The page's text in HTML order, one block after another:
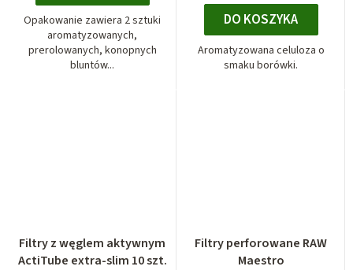
Opakowanie zawiera 2 sztuki
aromatyzowanych,
prerolowanych, konopnych
bluntów...
DO KOSZYKA
Aromatyzowana celuloza o
smaku borówki.
Filtry z węglem aktywnym
ActiTube extra-slim 10 szt.
Filtry perforowane RAW
Maestro